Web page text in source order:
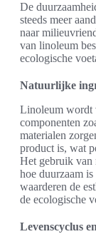
De
steeds meer
naar
van linoleum
ecologische
Natuurlijke
Linoleum wordt
componenten
materialen
product is, wat
Het gebruik van
hoe duurzaam
waarderen de
de ecologische
Levenscyclus